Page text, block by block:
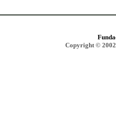
Copyright ©